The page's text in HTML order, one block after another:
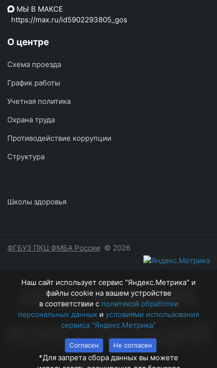
МЫ В МАКСЕ
https://max.ru/id5902293805_gos
О центре
Схема проезда
График работы
Учетная политика
Охрана труда
Противодействие коррупции
Структура
Школы здоровья
ФГБУЗ ПКЦ ФМБА России © 2026
НЕОБХОДИМА
КОНСУЛЬТАЦИЯ
Наш сайт использует сервис "Яндекс.Метрика" и
файлы cookie на вашем устройстве
в соответствии с политикой обработки
персональных данных и условиями использования
сервиса "Яндекс.Метрика"
Согласен Не согласен
*Для запрета сбора данных вы можете